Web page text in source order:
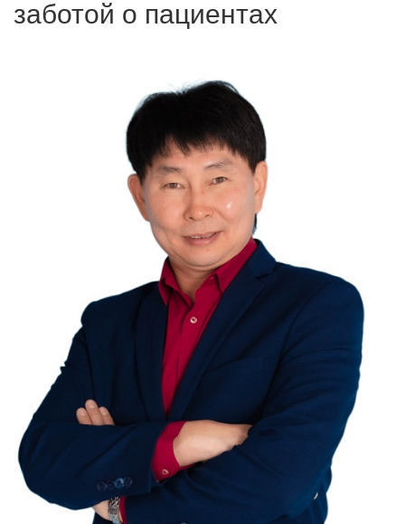
заботой о пациентах